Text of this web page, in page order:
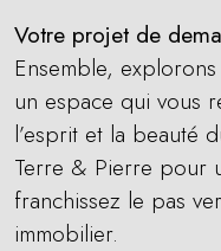
Votre projet de
Ensemble,
un espace qui vous
l’esprit et la beauté
Terre & Pierre pour
franchissez le pas
immobilier.